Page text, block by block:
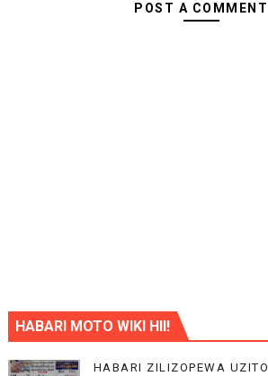
POST A COMMENT
HABARI MOTO WIKI HII!
HABARI ZILIZOPEWA